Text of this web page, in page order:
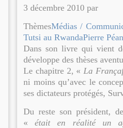
3 décembre 2010 par
ThèmesMédias /
Tutsi au RwandaPierre Péan
Dans son livre qui vient
développe des thèses
Le chapitre 2, « La
ni moins qu’avec le
ses dictateurs protégés,
Du reste son président,
«était en réalité un